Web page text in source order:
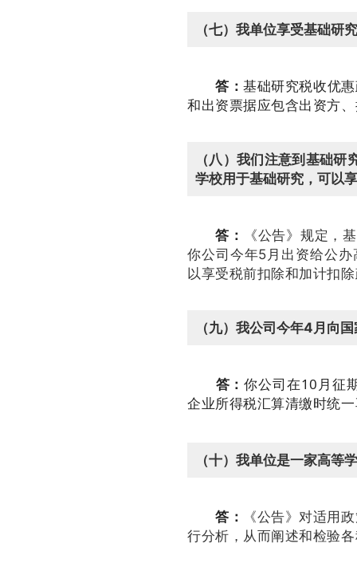
（七）我单位享受基础研
答：基础研究税收优
和出资票据应包含出资方
（八）我们注意到基础
学校用于基础研究，可以
答：
《公告》规定，
你公司今年5月出资给公
以享受税前扣除和加计扣
（九）我公司今年4月向
答：你公司在10月征
企业所得税汇算清缴时统
（十）我单位是一家高等
答：
《公告》对适用
行分析，从而阐述和检验